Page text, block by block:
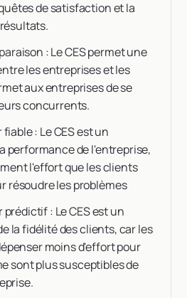
de satisfaction et la
: Le CES permet une
les entreprises et les
aux entreprises de se
concurrents.
: Le CES est un
performance de l'entreprise,
l'effort que les clients
résoudre les problèmes
: Le CES est un
la fidélité des clients, car les
moins d'effort pour
sont plus susceptibles de